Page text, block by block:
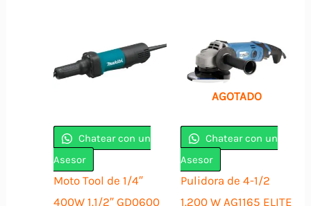
Chatear con un
Asesor
Moto Tool de 1/4″
400W 1.1/2″ GD0600
AGOTADO
Chatear con un
Asesor
Pulidora de 4-1/2
1.200 W AG1165 ELITE